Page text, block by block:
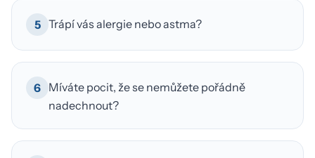
5 Trápí vás alergie nebo astma?
6 Míváte pocit, že se nemůžete pořádně
nadechnout?